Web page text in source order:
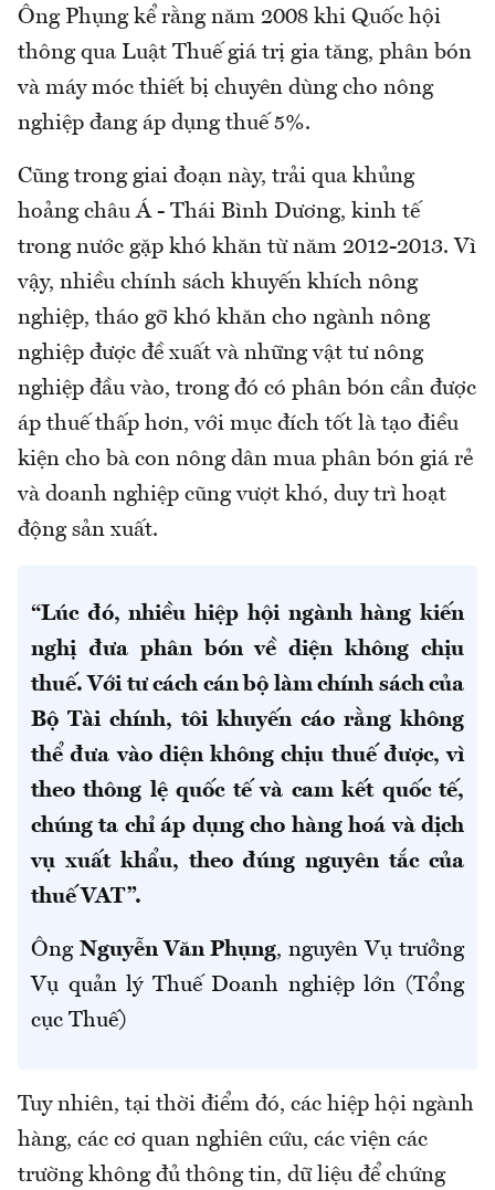
Ông Phụng kể rằng năm 2008 khi Quốc hội
thông qua Luật Thuế giá trị gia tăng, phân bón
và máy móc thiết bị chuyên dùng cho nông
nghiệp đang áp dụng thuế 5%.
Cũng trong giai đoạn này, trải qua khủng
hoảng châu Á - Thái Bình Dương, kinh tế
trong nước gặp khó khăn từ năm 2012-2013. Vì
vậy, nhiều chính sách khuyến khích nông
nghiệp, tháo gỡ khó khăn cho ngành nông
nghiệp được đề xuất và những vật tư nông
nghiệp đầu vào, trong đó có phân bón cần được
áp thuế thấp hơn, với mục đích tốt là tạo điều
kiện cho bà con nông dân mua phân bón giá rẻ
và doanh nghiệp cũng vượt khó, duy trì hoạt
động sản xuất.
“Lúc đó, nhiều hiệp hội ngành hàng kiến
nghị đưa phân bón về diện không chịu
thuế. Với tư cách cán bộ làm chính sách của
Bộ Tài chính, tôi khuyến cáo rằng không
thể đưa vào diện không chịu thuế được, vì
theo thông lệ quốc tế và cam kết quốc tế,
chúng ta chỉ áp dụng cho hàng hoá và dịch
vụ xuất khẩu, theo đúng nguyên tắc của
thuế VAT”.
Ông Nguyễn Văn Phụng, nguyên Vụ trưởng
Vụ quản lý Thuế Doanh nghiệp lớn (Tổng
cục Thuế)
Tuy nhiên, tại thời điểm đó, các hiệp hội ngành
hàng, các cơ quan nghiên cứu, các viện các
trường không đủ thông tin, dữ liệu để chứng